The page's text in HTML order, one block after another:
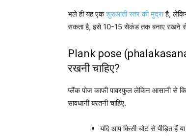
भले ही यह एकशुरुआती स्तर की मुद्राहै,
सकता है, इसे 10-15 सेकंड तक बनाए रखने
Plank pose
रखनी चाहिए?
प्लैंक पोज काफी पावरफुल लेकिन आसानी से
सावधानी बरतनी चाहिए.
यदि आप किसी चोट से पीड़ित हैं